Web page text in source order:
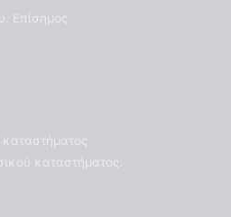
Επίσημος
καταστήματος
καταστήματος.